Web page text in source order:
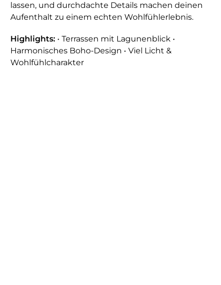
lassen, und durchdachte Details machen deinen
Aufenthalt zu einem echten Wohlfühlerlebnis.
Highlights: • Terrassen mit Lagunenblick •
Harmonisches Boho-Design • Viel Licht &
Wohlfühlcharakter